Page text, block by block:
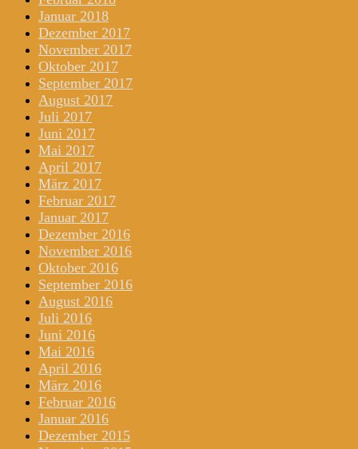
Januar 2018
Dezember 2017
November 2017
Oktober 2017
September 2017
August 2017
Juli 2017
Juni 2017
Mai 2017
April 2017
März 2017
Februar 2017
Januar 2017
Dezember 2016
November 2016
Oktober 2016
September 2016
August 2016
Juli 2016
Juni 2016
Mai 2016
April 2016
März 2016
Februar 2016
Januar 2016
Dezember 2015